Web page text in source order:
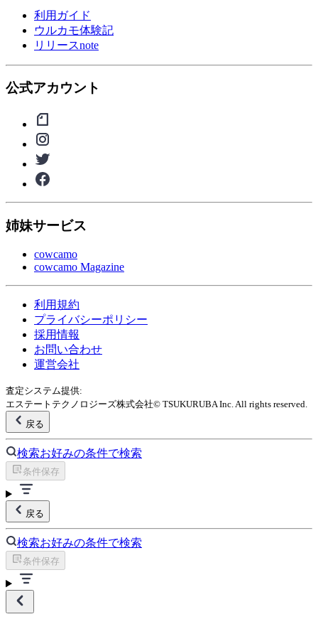
利用ガイド
ウルカモ体験記
リリースnote
公式アカウント
姉妹サービス
cowcamo
cowcamo Magazine
利用規約
プライバシーポリシー
採用情報
お問い合わせ
運営会社
査定システム提供:
エステートテクノロジーズ株式会社© TSUKURUBA Inc. All rights reserved.
戻る
検索お好みの条件で検索
条件保存
戻る
検索お好みの条件で検索
条件保存